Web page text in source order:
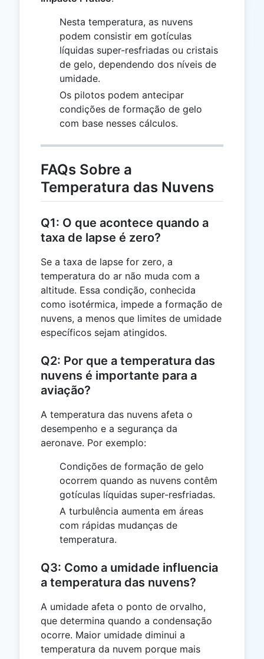
Nesta temperatura, as nuvens
podem consistir em gotículas
líquidas super-resfriadas ou cristais
de gelo, dependendo dos níveis de
umidade.
Os pilotos podem antecipar
condições de formação de gelo
com base nesses cálculos.
FAQs Sobre a
Temperatura das Nuvens
Q1: O que acontece quando a
taxa de lapse é zero?
Se a taxa de lapse for zero, a
temperatura do ar não muda com a
altitude. Essa condição, conhecida
como isotérmica, impede a formação de
nuvens, a menos que limites de umidade
específicos sejam atingidos.
Q2: Por que a temperatura das
nuvens é importante para a
aviação?
A temperatura das nuvens afeta o
desempenho e a segurança da
aeronave. Por exemplo:
Condições de formação de gelo
ocorrem quando as nuvens contêm
gotículas líquidas super-resfriadas.
A turbulência aumenta em áreas
com rápidas mudanças de
temperatura.
Q3: Como a umidade influencia
a temperatura das nuvens?
A umidade afeta o ponto de orvalho,
que determina quando a condensação
ocorre. Maior umidade diminui a
temperatura da nuvem porque mais